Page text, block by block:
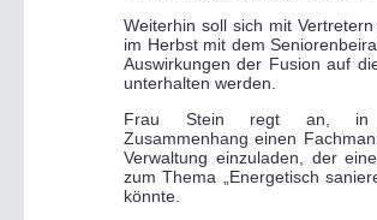
Weiterhin soll sich mit
im Herbst mit dem
Auswirkungen der Fusion auf
unterhalten werden.
Frau Stein regt an, in
Zusammenhang einen
Verwaltung einzuladen, der
zum Thema „Energetisch
könnte.